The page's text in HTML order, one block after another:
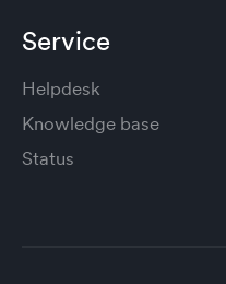
Service
Helpdesk
Knowledge base
Status